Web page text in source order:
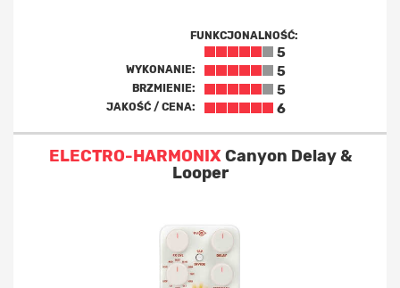
FUNKCJONALNOŚĆ:
5
WYKONANIE: 5
BRZMIENIE: 5
JAKOŚĆ / CENA: 6
ELECTRO-HARMONIXCanyon Delay &
Looper